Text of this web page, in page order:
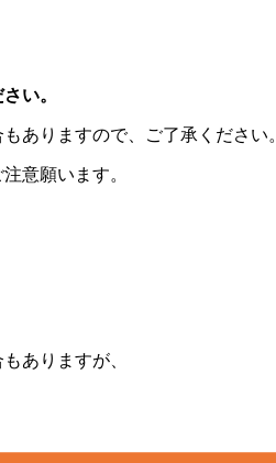
い。
ありますので、ご了承ください。
意願います。
ありますが、